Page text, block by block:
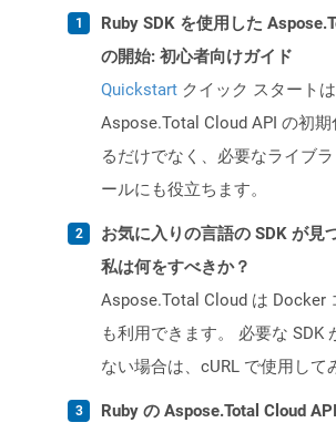
Ruby SDK を使用した
の開始: 初心者向けガイド
Quickstart クイック スタートは
Aspose.Total Cloud API の初
るだけでなく、必要なライブ
ールにも役立ちます。
お気に入りの言語の SDK が見
私は何をすべきか？
Aspose.Total Cloud は Docker
も利用できます。 必要な SDK
ない場合は、cURL で使用して
Ruby の Aspose.Total Cloud